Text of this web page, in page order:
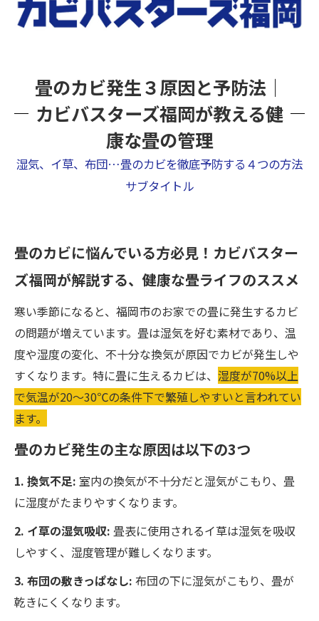
畳のカビ発生３原因と予防法｜
カビバスターズ福岡が教える健
康な畳の管理
湿気、イ草、布団…畳のカビを徹底予防する４つの方法
サブタイトル
畳のカビに悩んでいる方必見！カビバスター
ズ福岡が解説する、健康な畳ライフのススメ
寒い季節になると、福岡市のお家での畳に発生するカビ
の問題が増えています。畳は湿気を好む素材であり、温
度や湿度の変化、不十分な換気が原因でカビが発生しや
すくなります。特に畳に生えるカビは、 湿度が70%以上
で気温が20～30℃の条件下で繁殖しやすいと言われてい
ます。
畳のカビ発生の主な原因は以下の3つ
1. 換気不足: 室内の換気が不十分だと湿気がこもり、畳
に湿度がたまりやすくなります。
2. イ草の湿気吸収: 畳表に使用されるイ草は湿気を吸収
しやすく、湿度管理が難しくなります。
3. 布団の敷きっぱなし: 布団の下に湿気がこもり、畳が
乾きにくくなります。